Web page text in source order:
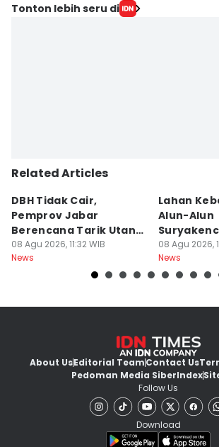
Tonton lebih seru di
Related Articles
DBH Tidak Cair,
Pemprov Jabar
Berencana Tarik Utang
Rp3,4 Triliun
08 Agu 2026, 11:32 WIB
News
Lahan
Alun-Alun
Pangrango
Hektare
08 Agu 2026,
News
About UsEditorial TeamContact Us
Pedoman Media SiberIndex
Follow Us
Download